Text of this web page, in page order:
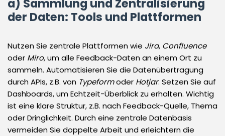
a) Sammlung und Zentralisierung
der Daten: Tools und Plattformen
Nutzen Sie zentrale Plattformen wie Jira, Confluence
oder Miro, um alle Feedback-Daten an einem Ort zu
sammeln. Automatisieren Sie die Datenübertragung
durch APIs, z.B. von Typeformoder Hotjar. Setzen Sie auf
Dashboards, um Echtzeit-Überblick zu erhalten. Wichtig
ist eine klare Struktur, z.B. nach Feedback-Quelle, Thema
oder Dringlichkeit. Durch eine zentrale Datenbasis
vermeiden Sie doppelte Arbeit und erleichtern die